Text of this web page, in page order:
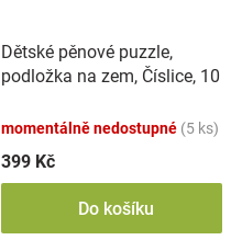
Dětské pěnové puzzle,
podložka na zem, Číslice, 10
momentálně nedostupné (5 ks)
399 Kč
Do košíku